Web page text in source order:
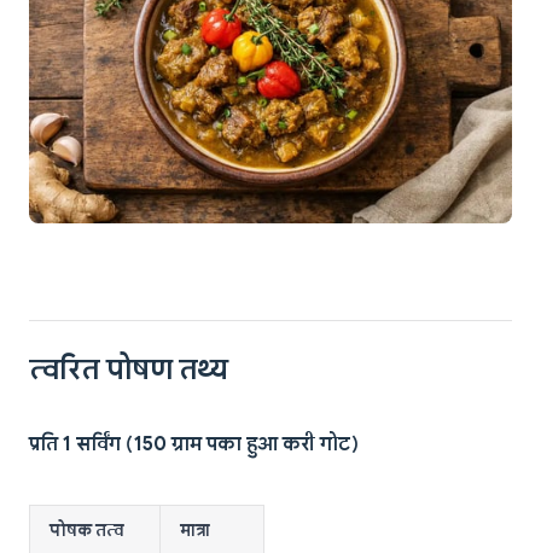
त्वरित पोषण तथ्य
प्रति 1 सर्विंग (150 ग्राम पका हुआ करी गोट)
पोषक तत्व मात्रा